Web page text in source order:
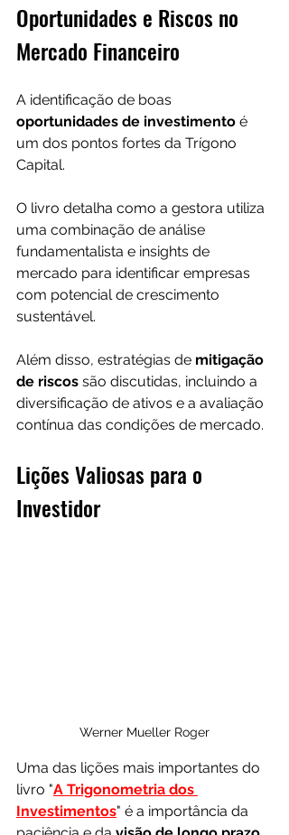
Oportunidades e Riscos no
Mercado Financeiro
A identificação de boas
oportunidades de investimento é
um dos pontos fortes da Trígono
Capital.
O livro detalha como a gestora utiliza
uma combinação de análise
fundamentalista e insights de
mercado para identificar empresas
com potencial de crescimento
sustentável.
Além disso, estratégias de mitigação
de riscos são discutidas, incluindo a
diversificação de ativos e a avaliação
contínua das condições de mercado.
Lições Valiosas para o
Investidor
Werner Mueller Roger
Uma das lições mais importantes do
livro "A Trigonometria dos
Investimentos" é a importância da